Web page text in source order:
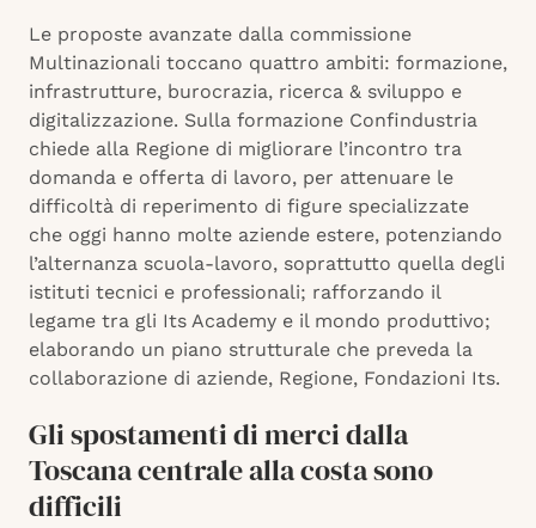
Le proposte avanzate dalla commissione
Multinazionali toccano quattro ambiti: formazione,
infrastrutture, burocrazia, ricerca & sviluppo e
digitalizzazione. Sulla formazione Confindustria
chiede alla Regione di migliorare l’incontro tra
domanda e offerta di lavoro, per attenuare le
difficoltà di reperimento di figure specializzate
che oggi hanno molte aziende estere, potenziando
l’alternanza scuola-lavoro, soprattutto quella degli
istituti tecnici e professionali; rafforzando il
legame tra gli Its Academy e il mondo produttivo;
elaborando un piano strutturale che preveda la
collaborazione di aziende, Regione, Fondazioni Its.
Gli spostamenti di merci dalla
Toscana centrale alla costa sono
difficili